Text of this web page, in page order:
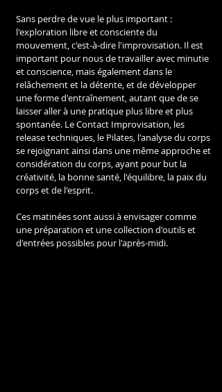
Sans perdre de vue le plus important :
l'exploration libre et consciente du
mouvement, c'est-à-dire l'improvisation. Il est
important pour nous de travailler avec minutie
et conscience, mais également dans le
relâchement et la détente, et de développer
une forme d'entraînement, autant que de se
laisser aller à une pratique plus libre et plus
spontanée. Le Contact Improvisation, les
release techniques, le Pilates, l'analyse du corps
se rejoignant ainsi dans une même approche et
considération du corps, ayant pour but la
créativité, la bonne santé, l'équilibre, la paix du
corps et de l'esprit.
Ces matinées sont aussi à envisager comme
une préparation et une collection d'outils et
d'entrées possibles pour l'après-midi.